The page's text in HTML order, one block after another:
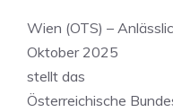
Wien (OTS) –
Oktober 2025
stellt das
Österreichische